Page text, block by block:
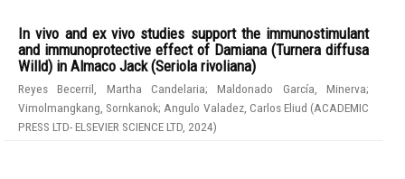
In vivo and ex vivo studies support the immunostimulant
and immunoprotective effect of Damiana (Turnera diffusa
Willd) in Almaco Jack (Seriola rivoliana)
Reyes Becerril, Martha Candelaria;Maldonado García, Minerva;
Vimolmangkang, Sornkanok; Angulo Valadez, Carlos Eliud (ACADEMIC
PRESS LTD- ELSEVIER SCIENCE LTD 2024)